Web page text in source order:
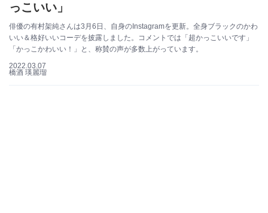
っこいい」
俳優の有村架純さんは3月6日、自身のInstagramを更新。全身ブラックのかわ
いい＆格好いいコーデを披露しました。コメントでは「超かっこいいです」
「かっこかわいい！」と、称賛の声が多数上がっています。
2022.03.07
橋酒 瑛麗瑠